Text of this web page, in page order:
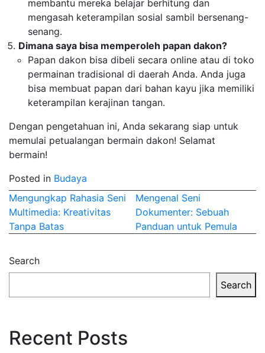
membantu mereka belajar berhitung dan
mengasah keterampilan sosial sambil bersenang-
senang.
Dimana saya bisa memperoleh papan dakon?
Papan dakon bisa dibeli secara online atau di toko
permainan tradisional di daerah Anda. Anda juga
bisa membuat papan dari bahan kayu jika memiliki
keterampilan kerajinan tangan.
Dengan pengetahuan ini, Anda sekarang siap untuk
memulai petualangan bermain dakon! Selamat
bermain!
Posted in Budaya
Post
navigation
Mengungkap Rahasia Seni
Multimedia: Kreativitas
Tanpa Batas
Mengenal Seni
Dokumenter: Sebuah
Panduan untuk Pemula
Search
Search
Recent Posts